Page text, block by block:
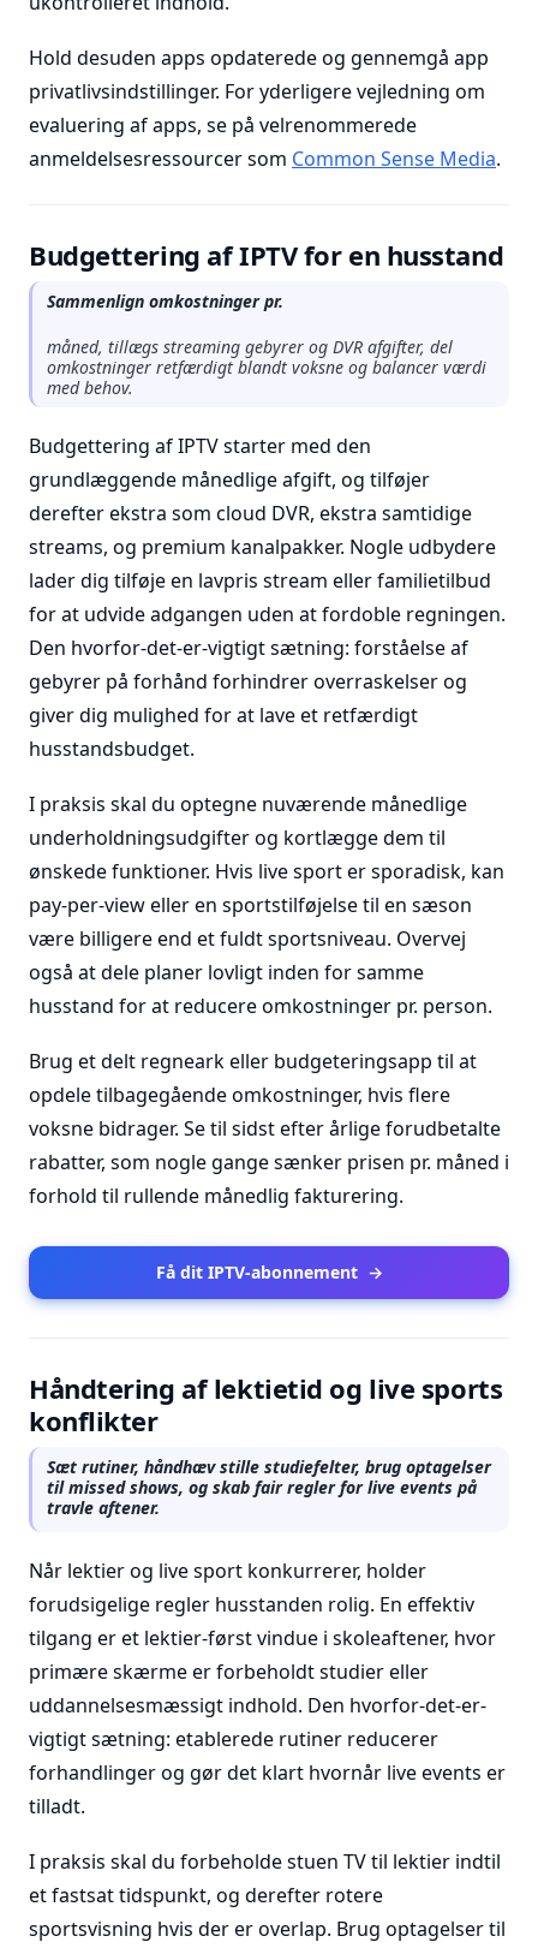
Hold desuden apps opdaterede og gennemgå app
privatlivsindstillinger. For yderligere vejledning om
evaluering af apps, se på velrenommerede
anmeldelsesressourcer som Common Sense Media.
Budgettering af IPTV for en husstand
Sammenlign omkostninger pr.
måned, tillægs streaming gebyrer og DVR afgifter, del
omkostninger retfærdigt blandt voksne og balancer værdi
med behov.
Budgettering af IPTV starter med den
grundlæggende månedlige afgift, og tilføjer
derefter ekstra som cloud DVR, ekstra samtidige
streams, og premium kanalpakker. Nogle udbydere
lader dig tilføje en lavpris stream eller familietilbud
for at udvide adgangen uden at fordoble regningen.
Den hvorfor-det-er-vigtigt sætning: forståelse af
gebyrer på forhånd forhindrer overraskelser og
giver dig mulighed for at lave et retfærdigt
husstandsbudget.
I praksis skal du optegne nuværende månedlige
underholdningsudgifter og kortlægge dem til
ønskede funktioner. Hvis live sport er sporadisk, kan
pay-per-view eller en sportstilføjelse til en sæson
være billigere end et fuldt sportsniveau. Overvej
også at dele planer lovligt inden for samme
husstand for at reducere omkostninger pr. person.
Brug et delt regneark eller budgeteringsapp til at
opdele tilbagegående omkostninger, hvis flere
voksne bidrager. Se til sidst efter årlige forudbetalte
rabatter, som nogle gange sænker prisen pr. måned i
forhold til rullende månedlig fakturering.
Få dit IPTV-abonnement →
Håndtering af lektietid og live sports
konflikter
Sæt rutiner, håndhæv stille studiefelter, brug optagelser
til missed shows, og skab fair regler for live events på
travle aftener.
Når lektier og live sport konkurrerer, holder
forudsigelige regler husstanden rolig. En effektiv
tilgang er et lektier-først vindue i skoleaftener, hvor
primære skærme er forbeholdt studier eller
uddannelsesmæssigt indhold. Den hvorfor-det-er-
vigtigt sætning: etablerede rutiner reducerer
forhandlinger og gør det klart hvornår live events er
tilladt.
I praksis skal du forbeholde stuen TV til lektier indtil
et fastsat tidspunkt, og derefter rotere
sportsvisning hvis der er overlap. Brug optagelser til